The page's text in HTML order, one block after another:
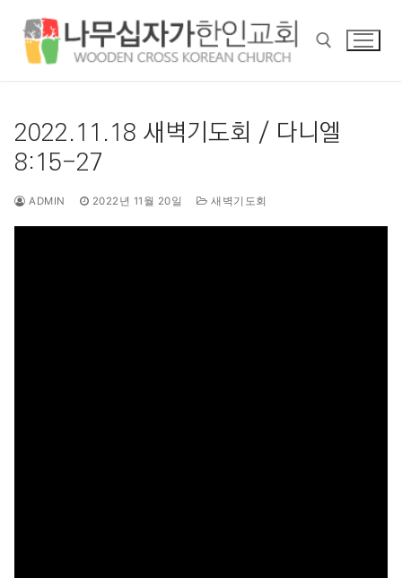
2022.11.18 새벽기도회 / 다니엘
8:15-27
ADMIN 2022년 11월 20일 새벽기도회